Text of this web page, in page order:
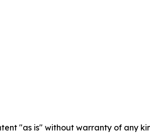
"as is" without warranty of any